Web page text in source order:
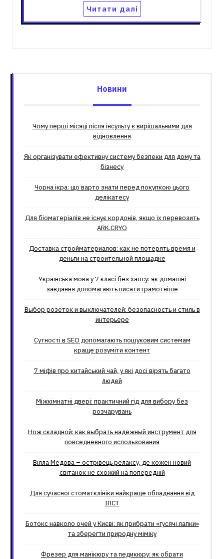
Читати далі
Новини
Чому перші місяці після інсульту є вирішальними для
відновлення
Як організувати ефективну систему безпеки для дому та
бізнесу
Чорна ікра: що варто знати перед покупкою цього
делікатесу
Для біоматеріалів не існує кордонів, якщо їх перевозить
ARK.CRYO
Доставка стройматериалов: как не потерять время и
деньги на строительной площадке
Українська мова у 7 класі без хаосу: як домашні
завдання допомагають писати грамотніше
Выбор розеток и выключателей: безопасность и стиль в
интерьере
Сутності в SEO допомагають пошуковим системам
краще розуміти контент
7 міфів про китайський чай, у які досі вірять багато
людей
Міжкімнатні двері: практичний гід для вибору без
розчарувань
Нож складной: как выбрать надёжный инструмент для
повседневного использования
Вілла Медова – острівець релаксу, де кожен новий
світанок не схожий на попередній
Для сучасної стоматклініки найкраще обладнання від
ІПСТ
Ботокс навколо очей у Києві: як прибрати «гусячі лапки»
та зберегти природну міміку
Фрезер для манікюру та педикюру: як обрати